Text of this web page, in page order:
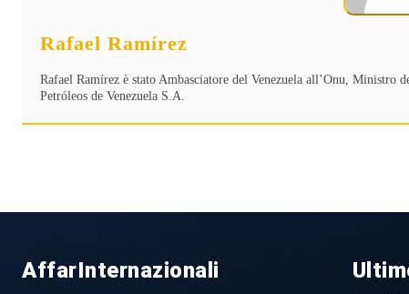
Rafael Ramírez
Rafael Ramírez è stato Ambasciatore del Venezuela all’Onu,
Petróleos de Venezuela S.A.
AffarInternazionali